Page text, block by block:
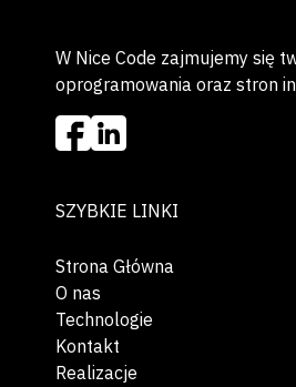
W Nice Code zajmujemy się
oprogramowania oraz stron
SZYBKIE LINKI
Strona Główna
O nas
Technologie
Kontakt
Realizacje